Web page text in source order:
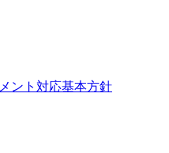
ント対応基本方針